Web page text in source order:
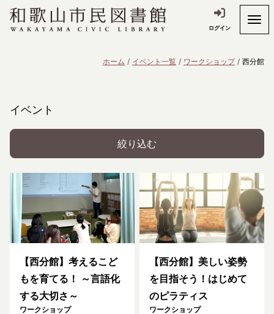
ログイン
ホーム イベント一覧 ワークショップ 西分館
イベント
絞り込む
【西分館】考えるこど
もを育てる！ ～言語化
する大切さ～
ワークショップ
【西分館】美しい姿勢
を目指そう！はじめて
のピラティス
ワークショップ